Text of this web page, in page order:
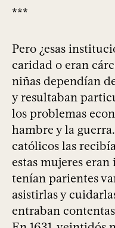
***
Pero ¿esas
caridad o eran
niñas dependían
y resultaban
los problemas
hambre y la
católicos las
estas mujeres
tenían parientes
asistirlas y
entraban